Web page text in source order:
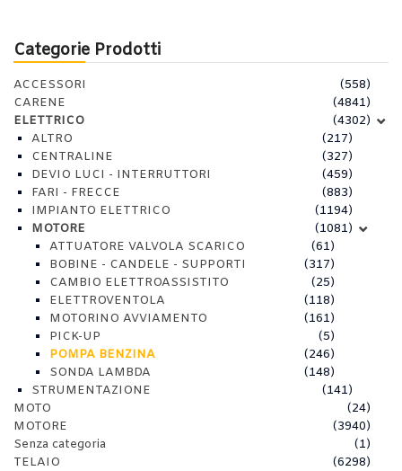
Categorie Prodotti
ACCESSORI
(558)
CARENE
(4841)
ELETTRICO
(4302)
ALTRO
(217)
CENTRALINE
(327)
DEVIO LUCI - INTERRUTTORI
(459)
FARI - FRECCE
(883)
IMPIANTO ELETTRICO
(1194)
MOTORE
(1081)
ATTUATORE VALVOLA SCARICO
(61)
BOBINE - CANDELE - SUPPORTI
(317)
CAMBIO ELETTROASSISTITO
(25)
ELETTROVENTOLA
(118)
MOTORINO AVVIAMENTO
(161)
PICK-UP
(5)
POMPA BENZINA
(246)
SONDA LAMBDA
(148)
STRUMENTAZIONE
(141)
MOTO
(24)
MOTORE
(3940)
Senza categoria
(1)
TELAIO
(6298)